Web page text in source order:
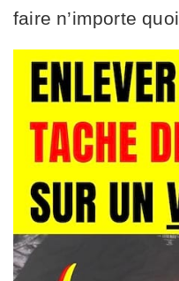
faire n’importe quoi.